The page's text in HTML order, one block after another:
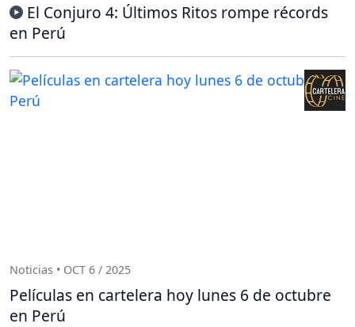
El Conjuro 4: Últimos Ritos rompe récords
en Perú
Noticias • OCT 6 / 2025
Películas en cartelera hoy lunes 6 de octubre
en Perú